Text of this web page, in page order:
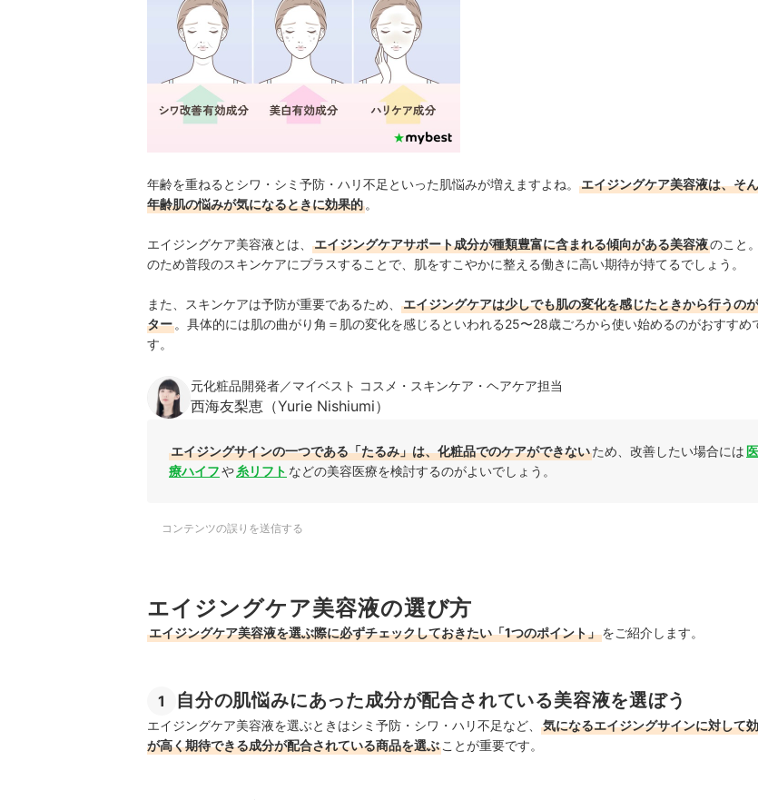
年齢を重ねるとシワ・シミ予防・ハリ不足といった肌悩みが増えますよね。
エイジングケア美容液は、そ
年齢肌の悩みが気になるときに効果的 。
エイジングケア美容液とは、 エイジングケアサポート成分が種類豊富に含まれる傾向がある美容液のこと
のため普段のスキンケアにプラスすることで、肌をすこやかに整える働きに高い期待が持てるでしょう。
また、スキンケアは予防が重要であるため、
エイジングケアは少しでも肌の変化を感じたときから行うの
ター 。具体的には肌の曲がり角＝肌の変化を感じるといわれる25〜28歳ごろから使い始めるのがおすすめ
す。
元化粧品開発者／マイベスト コスメ・スキンケア・ヘアケア担当
西海友梨恵（Yurie Nishiumi）
エイジングサインの一つである「たるみ」は、化粧品でのケアができないため、改善したい場合には 医
療ハイフや糸リフト などの美容医療を検討するのがよいでしょう。
コンテンツの誤りを送信する
エイジングケア美容液の選び方
エイジングケア美容液を選ぶ際に必ずチェックしておきたい「1つのポイント」をご紹介します。
1 自分の肌悩みにあった成分が配合されている美容液を選ぼう
エイジングケア美容液を選ぶときはシミ予防・シワ・ハリ不足など、
気になるエイジングサインに対して
が高く期待できる成分が配合されている商品を選ぶ ことが重要です。